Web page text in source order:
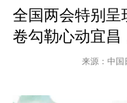
全国两会特别呈
卷勾勒心动宜
来源：中国